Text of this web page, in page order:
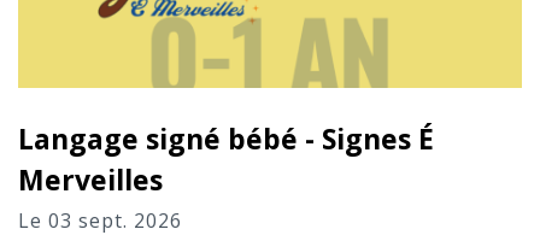
Langage signé bébé - Signes É
Merveilles
Le 03 sept. 2026